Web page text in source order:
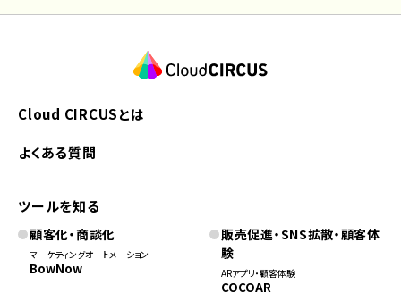
Cloud CIRCUSとは
よくある質問
ツールを知る
顧客化・商談化
マーケティングオートメーション
BowNow
販売促進・SNS拡散・顧客体
験
ARアプリ・顧客体験
COCOAR